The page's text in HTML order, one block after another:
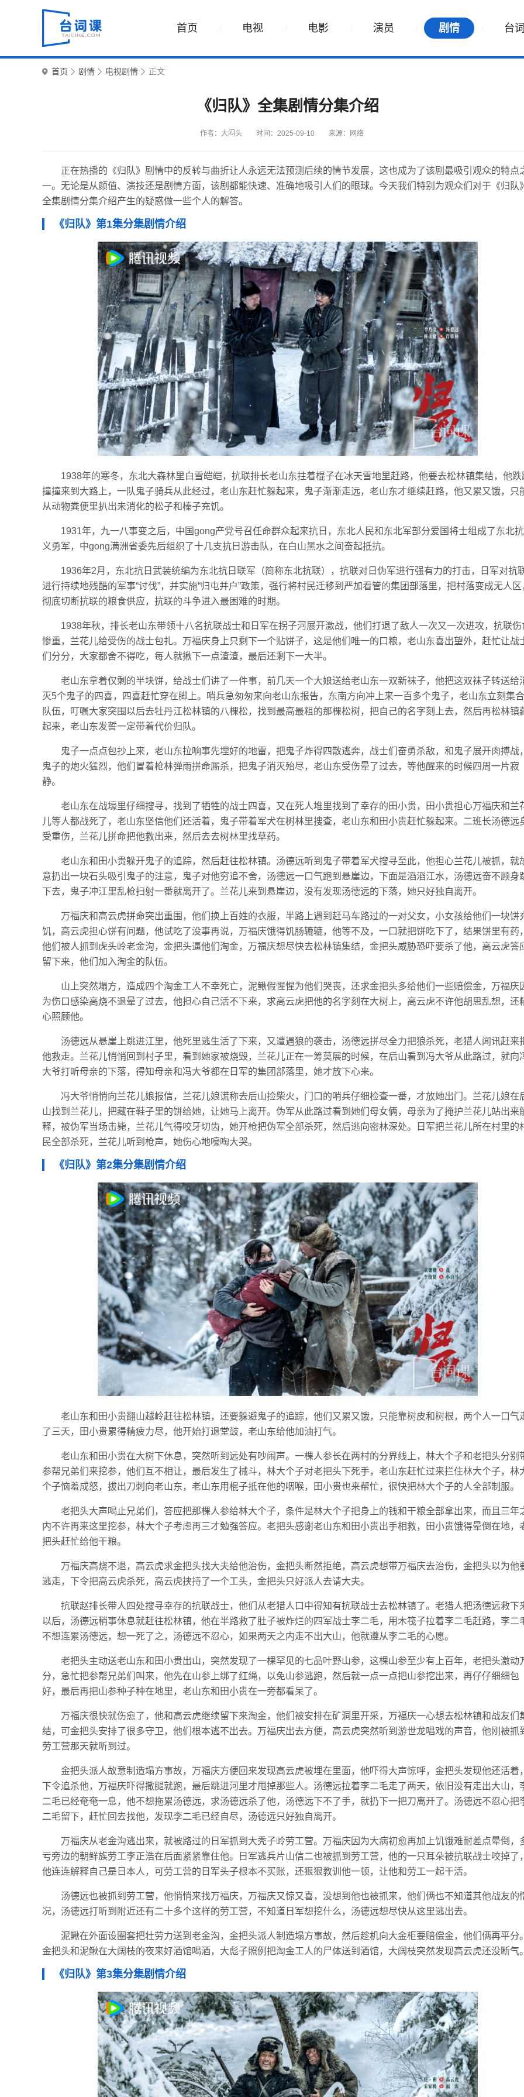
首页 电视 电影 演员 剧情 台词
首页 剧情 电视剧情 正文
《归队》全集剧情分集介绍
作者：大闷头 时间：2025-09-10 来源：网络
正在热播的《归队》剧情中的反转与曲折让人永远无法预测后续的情节发展，这也成为了该剧最吸引观众的特点
一。无论是从颜值、演技还是剧情方面，该剧都能快速、准确地吸引人们的眼球。今天我们特别为观众们对于《归队》
全集剧情分集介绍产生的疑惑做一些个人的解答。
《归队》第1集分集剧情介绍
1938年的寒冬，东北大森林里白雪皑皑，抗联排长老山东拄着棍子在冰天雪地里赶路，他要去松林镇集结，他跌
撞撞来到大路上，一队鬼子骑兵从此经过，老山东赶忙躲起来，鬼子渐渐走远，老山东才继续赶路，他又累又饿，只
从动物粪便里扒出未消化的松子和榛子充饥。
1931年，九一八事变之后，中国gong产党号召任命群众起来抗日，东北人民和东北军部分爱国将士组成了东北抗
义勇军，中gong满洲省委先后组织了十几支抗日游击队，在白山黑水之间奋起抵抗。
1936年2月，东北抗日武装统编为东北抗日联军（简称东北抗联），抗联对日伪军进行强有力的打击，日军对抗
进行持续地残酷的军事“讨伐”，并实施“归屯并户”政策，强行将村民迁移到严加看管的集团部落里，把村落变成无人区
彻底切断抗联的粮食供应，抗联的斗争进入最困难的时期。
1938年秋，排长老山东带领十八名抗联战士和日军在拐子河展开激战，他们打退了敌人一次又一次进攻，抗联伤
惨重，兰花儿给受伤的战士包扎。万福庆身上只剩下一个贴饼子，这是他们唯一的口粮，老山东喜出望外，赶忙让战
们分分，大家都舍不得吃，每人就揪下一点渣渣，最后还剩下一大半。
老山东拿着仅剩的半块饼，给战士们讲了一件事，前几天一个大娘送给老山东一双新袜子，他把这双袜子转送给
灭5个鬼子的四喜，四喜赶忙穿在脚上。哨兵急匆匆来向老山东报告，东南方向冲上来一百多个鬼子，老山东立刻集合
队伍，叮嘱大家突围以后去牡丹江松林镇的八棵松，找到最高最粗的那棵松树，把自己的名字刻上去，然后再松林镇
起来，老山东发誓一定带着代价归队。
鬼子一点点包抄上来，老山东拉响事先埋好的地雷，把鬼子炸得四散逃奔，战士们奋勇杀敌，和鬼子展开肉搏战，
鬼子的炮火猛烈，他们冒着枪林弹雨拼命厮杀，把鬼子消灭殆尽，老山东受伤晕了过去，等他醒来的时候四周一片寂
静。
老山东在战壕里仔细搜寻，找到了牺牲的战士四喜，又在死人堆里找到了幸存的田小贵，田小贵担心万福庆和兰
儿等人都战死了，老山东坚信他们还活着，鬼子带着军犬在树林里搜查，老山东和田小贵赶忙躲起来。二班长汤德远
受重伤，兰花儿拼命把他救出来，然后去去树林里找草药。
老山东和田小贵躲开鬼子的追踪，然后赶往松林镇。汤德远听到鬼子带着军犬搜寻至此，他担心兰花儿被抓，就
意扔出一块石头吸引鬼子的注意，鬼子对他穷追不舍，汤德远一口气跑到悬崖边，下面是滔滔江水，汤德远奋不顾身
下去，鬼子冲江里乱枪扫射一番就离开了。兰花儿来到悬崖边，没有发现汤德远的下落，她只好独自离开。
万福庆和高云虎拼命突出重围，他们换上百姓的衣服，半路上遇到赶马车路过的一对父女，小女孩给他们一块饼
饥，高云虎担心饼有问题，他试吃了没事再说，万福庆饿得饥肠辘辘，他等不及，一口就把饼吃下了，结果饼里有药，
他们被人抓到虎头岭老金沟，金把头逼他们淘金，万福庆想尽快去松林镇集结，金把头威胁恐吓要杀了他，高云虎答
留下来，他们加入淘金的队伍。
山上突然塌方，造成四个淘金工人不幸死亡，泥鳅假惺惺为他们哭丧，还求金把头多给他们一些赔偿金，万福庆
为伤口感染高烧不退晕了过去，他担心自己活不下来，求高云虎把他的名字刻在大树上，高云虎不许他胡思乱想，还
心照顾他。
汤德远从悬崖上跳进江里，他死里逃生活了下来，又遭遇狼的袭击，汤德远拼尽全力把狼杀死，老猎人闻讯赶来
他救走。兰花儿悄悄回到村子里，看到她家被烧毁，兰花儿正在一筹莫展的时候，在后山看到冯大爷从此路过，就向
大爷打听母亲的下落，得知母亲和冯大爷都在日军的集团部落里，她才放下心来。
冯大爷悄悄向兰花儿娘报信，兰花儿娘谎称去后山捡柴火，门口的哨兵仔细检查一番，才放她出门。兰花儿娘在
山找到兰花儿，把藏在鞋子里的饼给她，让她马上离开。伪军从此路过看到她们母女俩，母亲为了掩护兰花儿站出来
释，被伪军当场击毙，兰花儿气得咬牙切齿，她开枪把伪军全部杀死，然后逃向密林深处。日军把兰花儿所在村里的
民全部杀死，兰花儿听到枪声，她伤心地嚎啕大哭。
《归队》第2集分集剧情介绍
老山东和田小贵翻山越岭赶往松林镇，还要躲避鬼子的追踪，他们又累又饿，只能靠树皮和树根，两个人一口气
了三天，田小贵累得精疲力尽，他开始打退堂鼓，老山东给他加油打气。
老山东和田小贵在大树下休息，突然听到远处有吵闹声。一棵人参长在两村的分界线上，林大个子和老把头分别
参帮兄弟们来挖参，他们互不相让，最后发生了械斗，林大个子对老把头下死手，老山东赶忙过来拦住林大个子，林
个子恼羞成怒，拔出刀刺向老山东，老山东用棍子抵在他的咽喉，田小贵也来帮忙，很快把林大个子的人全部制服。
老把头大声喝止兄弟们，答应把那棵人参给林大个子，条件是林大个子把身上的钱和干粮全部拿出来，而且三年
内不许再来这里挖参，林大个子考虑再三才勉强答应。老把头感谢老山东和田小贵出手相救，田小贵饿得晕倒在地，
把头赶忙给他干粮。
万福庆高烧不退，高云虎求金把头找大夫给他治伤，金把头断然拒绝，高云虎想带万福庆去治伤，金把头以为他
逃走，下令把高云虎杀死，高云虎挟持了一个工头，金把头只好派人去请大夫。
抗联赵排长带人四处搜寻幸存的抗联战士，他们从老猎人口中得知有抗联战士去松林镇了。老猎人把汤德远救下
以后，汤德远稍事休息就赶往松林镇，他在半路救了肚子被炸烂的四军战士李二毛，用木筏子拉着李二毛赶路，李二
不想连累汤德远，想一死了之，汤德远不忍心，如果两天之内走不出大山，他就遵从李二毛的心愿。
老把头主动送老山东和田小贵出山，突然发现了一棵罕见的七品叶野山参，这棵山参至少有上百年，老把头激动
分，急忙把参帮兄弟们叫来，他先在山参上绑了红绳，以免山参逃跑，然后就一点一点把山参挖出来，再仔仔细细包
好，最后再把山参种子种在地里，老山东和田小贵在一旁都看呆了。
万福庆很快就伤愈了，他和高云虎继续留下来淘金，他们被安排在矿洞里开采，万福庆一心想去松林镇和战友们
结，可金把头安排了很多守卫，他们根本逃不出去。万福庆出去方便，高云虎突然听到游世龙唱戏的声音，他刚被抓
劳工营那天就听到过。
金把头派人故意制造塌方事故，万福庆方便回来发现高云虎被埋在里面，他吓得大声惊呼，金把头发现他还活着，
下令追杀他，万福庆吓得撒腿就跑，最后跳进河里才甩掉那些人。汤德远拉着李二毛走了两天，依旧没有走出大山，
二毛已经奄奄一息，他不想拖累汤德远，求汤德远杀了他，汤德远下不了手，就扔下一把刀离开了。汤德远不忍心把
二毛留下，赶忙回去找他，发现李二毛已经自尽，汤德远只好独自离开。
万福庆从老金沟逃出来，就被路过的日军抓到大秃子岭劳工营。万福庆因为大病初愈再加上饥饿难耐差点晕倒，
亏旁边的朝鲜族劳工李正浩在后面紧紧靠住他。日军逃兵片山信二也被抓到劳工营，他的一只耳朵被抗联战士咬掉了，
他连连解释自己是日本人，可劳工营的日军头子根本不买账，还狠狠教训他一顿，让他和劳工一起干活。
汤德远也被抓到劳工营，他悄悄来找万福庆，万福庆又惊又喜，没想到他也被抓来，他们俩也不知道其他战友的
况，汤德远打听到附近还有二十多个这样的劳工营，不知道日军想挖什么，汤德远想尽快从这里逃出去。
泥鳅在外面设圈套把壮劳力送到老金沟，金把头派人制造塌方事故，然后趁机向大金柜要赔偿金，他们俩再平分。
金把头和泥鳅在大阔枝的夜来好酒馆喝酒，大彪子照例把淘金工人的尸体送到酒馆，大阔枝突然发现高云虎还没断气。
《归队》第3集分集剧情介绍